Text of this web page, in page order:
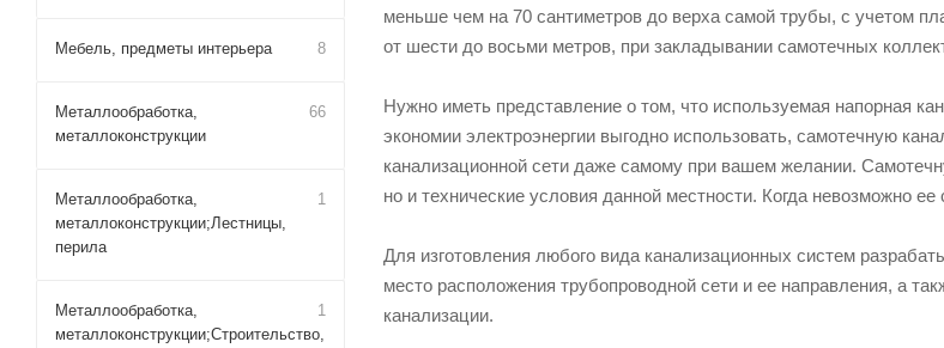
меньше чем на 70 сантиметров до верха самой трубы, с учетом
от шести до восьми метров, при закладывании самотечных
Нужно иметь представление о том, что используемая напорная
экономии электроэнергии выгодно использовать, самотечную
канализационной сети даже самому при вашем желании.
но и технические условия данной местности. Когда невозможно
Для изготовления любого вида канализационных систем
место расположения трубопроводной сети и ее направления, а
канализации.
Мебель, предметы интерьера 8
Металлообработка,
металлоконструкции
66
Металлообработка,
металлоконструкции;Лестницы,
перила
1
Металлообработка,
металлоконструкции;Строительство,
1